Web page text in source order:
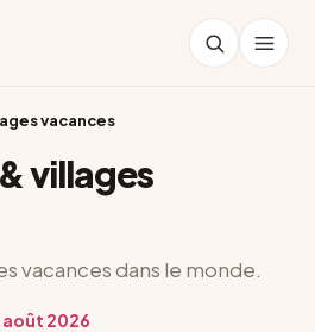
vacances
villages
vacances dans le monde.
août 2026